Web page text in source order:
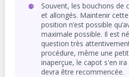
Souvent, les bouchons de
et allongés. Maintenir
position n’est possible
maximale possible. Il est
question très
procédure, même une
inaperçue, le capot s'en
devra être recommencée.